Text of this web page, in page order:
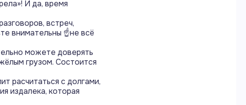
И да, время
встреч,
внимательны ☝️не всё
можете доверять
грузом. Состоится
расчитаться с долгами,
издалека, которая